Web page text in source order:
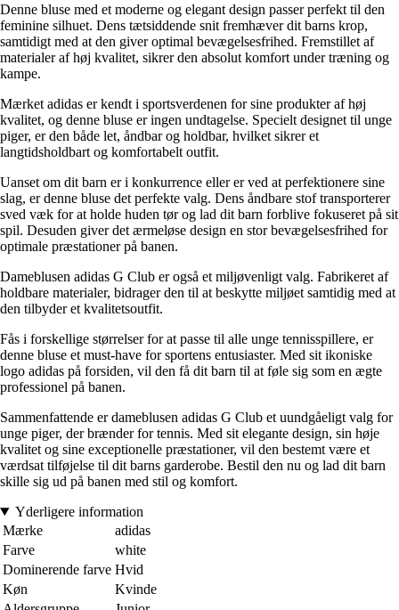
Denne bluse med et moderne og elegant design passer perfekt til den
feminine silhuet. Dens tætsiddende snit fremhæver dit barns krop,
samtidigt med at den giver optimal bevægelsesfrihed. Fremstillet af
materialer af høj kvalitet, sikrer den absolut komfort under træning og
kampe.
Mærket adidas er kendt i sportsverdenen for sine produkter af høj
kvalitet, og denne bluse er ingen undtagelse. Specielt designet til unge
piger, er den både let, åndbar og holdbar, hvilket sikrer et
langtidsholdbart og komfortabelt outfit.
Uanset om dit barn er i konkurrence eller er ved at perfektionere sine
slag, er denne bluse det perfekte valg. Dens åndbare stof transporterer
sved væk for at holde huden tør og lad dit barn forblive fokuseret på sit
spil. Desuden giver det ærmeløse design en stor bevægelsesfrihed for
optimale præstationer på banen.
Dameblusen adidas G Club er også et miljøvenligt valg. Fabrikeret af
holdbare materialer, bidrager den til at beskytte miljøet samtidig med at
den tilbyder et kvalitetsoutfit.
Fås i forskellige størrelser for at passe til alle unge tennisspillere, er
denne bluse et must-have for sportens entusiaster. Med sit ikoniske
logo adidas på forsiden, vil den få dit barn til at føle sig som en ægte
professionel på banen.
Sammenfattende er dameblusen adidas G Club et uundgåeligt valg for
unge piger, der brænder for tennis. Med sit elegante design, sin høje
kvalitet og sine exceptionelle præstationer, vil den bestemt være et
værdsat tilføjelse til dit barns garderobe. Bestil den nu og lad dit barn
skille sig ud på banen med stil og komfort.
Yderligere information
Mærke
adidas
Farve
white
Dominerende farve Hvid
Køn
Kvinde